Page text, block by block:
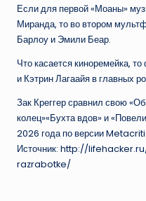
Если для первой «Моаны»
Миранда, то во втором
Барлоу и Эмили Беар.
Что касается киноремейка,
и Кэтрин Лагаайя в главных
Зак Креггер сравнил свою
колец»«Бухта вдов» и
2026 года по версии
Источник: http://
razrabotke/